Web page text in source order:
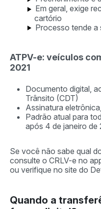
Em geral, exige
cartório
Processo tende a
ATPV-e: veículos
2021
Documento digital,
Trânsito (CDT)
Assinatura
Padrão atual para
após 4 de janeiro de
Se você não sabe qual
consulte o CRLV-e no
ou verifique no site do
Quando a